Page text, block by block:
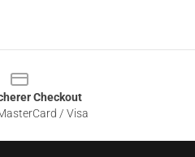
Checkout
/ Visa